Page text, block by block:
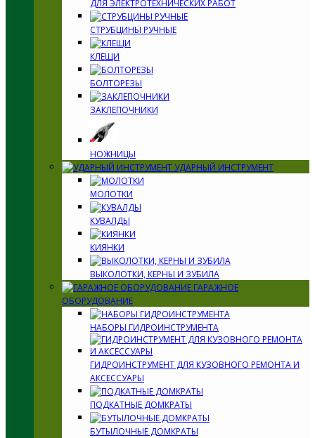
ДЛЯ ЭЛЕКТРОТЕХНИЧЕСКИХ РАБОТ
СТРУБЦИНЫ РУЧНЫЕ
КЛЕЩИ
БОЛТОРЕЗЫ
ЗАКЛЕПОЧНИКИ
НОЖНИЦЫ
УДАРНЫЙ ИНСТРУМЕНТ
МОЛОТКИ
КУВАЛДЫ
КИЯНКИ
ВЫКОЛОТКИ, КЕРНЫ И ЗУБИЛА
ГАРАЖНОЕ
ОБОРУДОВАНИЕ
НАБОРЫ ГИДРОИНСТРУМЕНТА
ГИДРОИНСТРУМЕНТ ДЛЯ КУЗОВНОГО РЕМОНТА И
АКСЕССУАРЫ
ПОДКАТНЫЕ ДОМКРАТЫ
БУТЫЛОЧНЫЕ ДОМКРАТЫ